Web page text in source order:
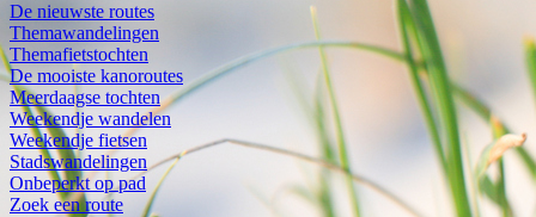
De nieuwste routes
Themawandelingen
Themafietstochten
De mooiste kanoroutes
Meerdaagse tochten
Weekendje wandelen
Weekendje fietsen
Stadswandelingen
Onbeperkt op pad
Zoek een route